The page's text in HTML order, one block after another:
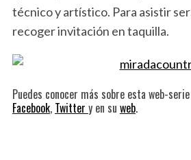
técnico y artístico. Para asistir
recoger invitación en taquilla.
Puedes conocer más sobre esta web-
Facebook, Twitter y en su web.